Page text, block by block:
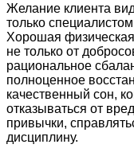
Желание клиента
только
Хорошая
не только от
рациональное
полноценное
качественный сон,
отказываться от
привычки,
дисциплину.